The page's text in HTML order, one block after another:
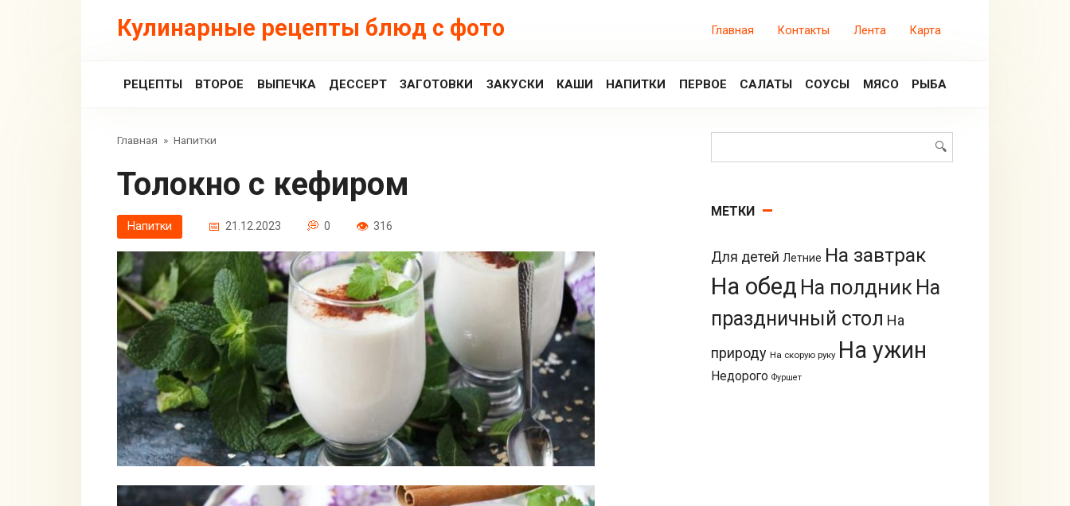
Кулинарные рецепты блюд с фото Главная Контакты Лента Карта
РЕЦЕПТЫ ВТОРОЕ ВЫПЕЧКА ДЕССЕРТ ЗАГОТОВКИ ЗАКУСКИ КАШИ НАПИТКИ ПЕРВОЕ САЛАТЫ СОУСЫ МЯСО РЫБА
Главная » Напитки
Толокно с кефиром
Напитки 21.12.2023 0 316
МЕТКИ
Для детей Летние На завтрак
На обед На полдник На
праздничный стол На
природу На скорую руку На ужин
Недорого Фуршет